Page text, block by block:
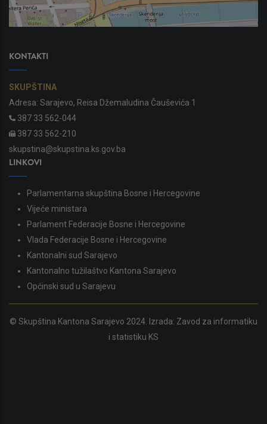
KONTAKTI
SKUPŠTINA
Adresa: Sarajevo, Reisa Džemaludina Čauševića 1
387 33 562-044
387 33 562-210
skupstina@skupstina.ks.gov.ba
LINKOVI
Parlamentarna skupština Bosne i Hercegovine
Vijeće ministara
Parlament Federacije Bosne i Hercegovine
Vlada Federacije Bosne i Hercegovine
Kantonalni sud Sarajevo
Kantonalno tužilaštvo Kantona Sarajevo
Općinski sud u Sarajevu
© Skupština Kantona Sarajevo 2024. Izrada: Zavod za informatiku
i statistiku KS